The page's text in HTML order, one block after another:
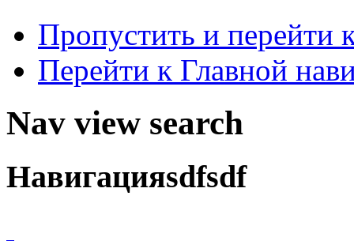
Пропустить и перейти
Перейти к Главной
Nav view search
Навигацияsdfsdf